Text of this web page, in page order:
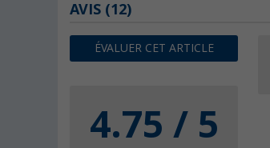
AVIS (12)
ÉVALUER CET ARTICLE
4.75 / 5